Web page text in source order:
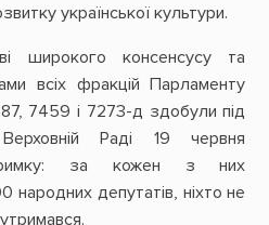
української культури.
широкого консенсусу та
всіх фракцій Парламенту
7459 і 7273-д здобули під
Раді 19 червня
за кожен з них
народних депутатів, ніхто не